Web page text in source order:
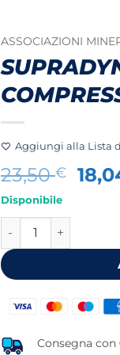
ASSOCIAZIONI
Aggiungi alla Lista
23,50€
Il
Disponibile
SUPRADYN
Consegna con